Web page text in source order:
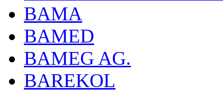
BAMA
BAMED
BAMEG AG.
BAREKOL